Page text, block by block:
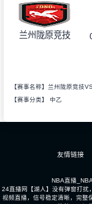
兰州陇原竞技
【赛事名称】兰州陇原竞技
【赛事分类】 中乙
友情链接
NBA直播
24直播网【湖人】没有弹窗打扰
视频直播，信号稳定清晰，完整